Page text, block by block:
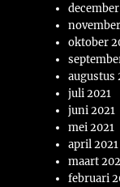
oktober
augustus
juli 2021
juni 2021
mei 2021
april 2021
maart
februari